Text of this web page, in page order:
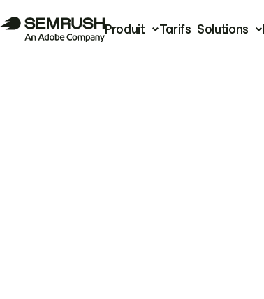
Produit Tarifs Solutions